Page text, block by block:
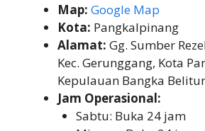
Map: Google Map
Kota: Pangkalpinang
Alamat: Gg. Sumber
Kec. Gerunggang, Kota
Kepulauan Bangka
Jam Operasional:
Sabtu: Buka 24 jam